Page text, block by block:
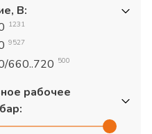
В:
1231
9527
660..720 500
рабочее
: